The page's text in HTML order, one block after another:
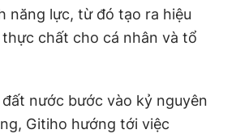
điện thoại
năng lực, từ đó tạo ra hiệu
chất cho cá nhân và tổ
nước bước vào kỷ nguyên
Gitiho hướng tới việc